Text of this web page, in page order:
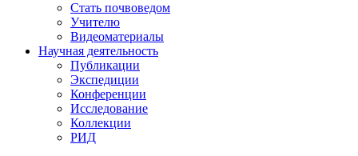
Стать почвоведом
Учителю
Видеоматериалы
Научная деятельность
Публикации
Экспедиции
Конференции
Исследование
Коллекции
РИД